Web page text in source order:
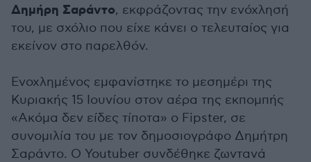
Δημήρη Σαράντο, εκφράζοντας την ενόχλησή
του, με σχόλιο που είχε κάνει ο τελευταίος για
εκείνον στο παρελθόν.
Ενοχλημένος εμφανίστηκε το μεσημέρι της
Κυριακής 15 Ιουνίου στον αέρα της εκπομπής
«Ακόμα δεν είδες τίποτα» ο Fipster, σε
συνομιλία του με τον δημοσιογράφο Δημήτρη
Σαράντο. Ο Youtuber συνδέθηκε ζωντανά